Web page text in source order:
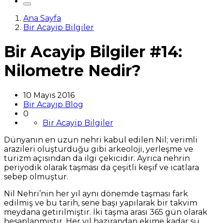
Ana Sayfa
Bir Acayip Bilgiler
Bir Acayip Bilgiler #14:
Nilometre Nedir?
10 Mayıs 2016
Bir Acayip Blog
0
Bir Acayip Bilgiler
Dünyanın en uzun nehri kabul edilen Nil; verimli
arazileri oluşturduğu gibi arkeoloji, yerleşme ve
turizm açısından da ilgi çekicidir. Ayrıca nehrin
periyodik olarak taşması da çeşitli keşif ve icatlara
sebep olmuştur.
Nil Nehri’nin her yıl aynı dönemde taşması fark
edilmiş ve bu tarih, sene başı yapılarak bir takvim
meydana getirilmiştir. İki taşma arası 365 gün olarak
hesaplanmıştır. Her yıl hazirandan ekime kadar su